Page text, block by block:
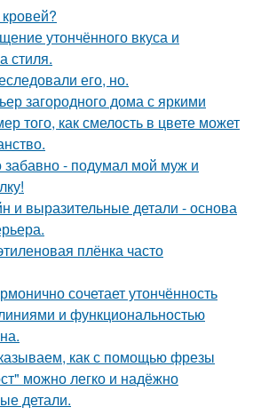
утончённого вкуса и
стиля.
его, но.
загородного дома с яркими
того, как смелость в цвете может
забавно - подумал мой муж и
и выразительные детали - основа
плёнка часто
сочетает утончённость
и функциональностью
как с помощью фрезы
можно легко и надёжно
детали.